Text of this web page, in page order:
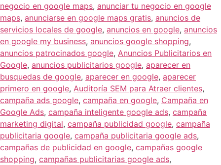
negocio en google maps, anunciar tu negocio en google
maps, anunciarse en google maps gratis, anuncios de
servicios locales de google, anuncios en google, anuncios
en google my business, anuncios google shopping,
anuncios patrocinados google, Anuncios Publicitarios en
Google, anuncios publicitarios google, aparecer en
busquedas de google, aparecer en google, aparecer
primero en google, Auditoría SEM para Atraer clientes,
campaña ads google, campaña en google, Campaña en
Google Ads, campaña inteligente google ads, campaña
marketing digital, campaña publicidad google, campaña
publicitaria google, campaña publicitaria google ads,
campañas de publicidad en google, campañas google
shopping, campañas publicitarias google ads,